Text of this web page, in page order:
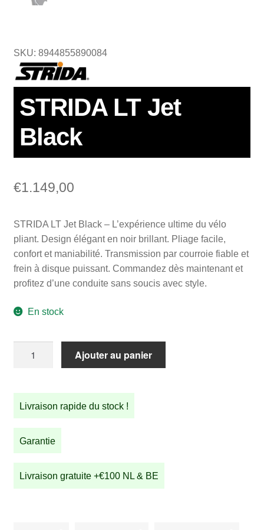
SKU: 8944855890084
STRIDA LT Jet
Black
€1.149,00
STRIDA LT Jet Black – L’expérience ultime du vélo
pliant. Design élégant en noir brillant. Pliage facile,
confort et maniabilité. Transmission par courroie fiable et
frein à disque puissant. Commandez dès maintenant et
profitez d’une conduite sans soucis avec style.
En stock
LT
Jet
Ajouter au panier
Livraison rapide du stock !
Garantie
Livraison gratuite +€100 NL & BE